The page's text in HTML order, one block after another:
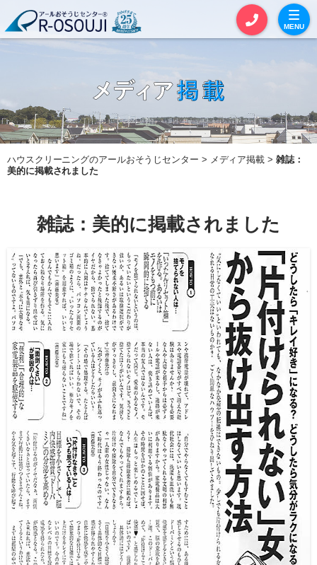
MENU
サービス一覧
セットおそうじ
エアコンクリーニング
全体おそうじ
定期おそうじ
その他
ご利用ガイド
対応エリア
アールおそうじセンターについて
お役立ち情報
マイページ
ハウスクリーニングのアールおそうじセンター メディア掲載
雑誌：
美的に掲載されました
雑誌：美的に掲載されました